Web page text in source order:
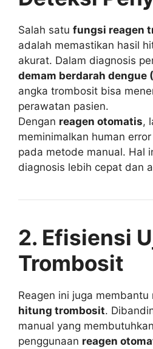
Salah satu fungsi reagen
adalah memastikan hasil
akurat. Dalam diagnosis
demam berdarah dengue
angka trombosit bisa
perawatan pasien.
Dengan reagen otomatis,
meminimalkan human
pada metode manual. Hal
diagnosis lebih cepat dan
2. Efisiensi
Trombosit
Reagen ini juga membantu
hitung trombosit.
manual yang
penggunaan reagen